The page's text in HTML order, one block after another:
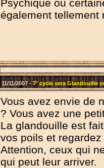
Psychique ou
également
11/11/2007 -7° cycle sera Glandouille
Vous avez envie de
? Vous avez une
La glandouille est
vos poils et
Attention, ceux qui
qui peut leur arriver.